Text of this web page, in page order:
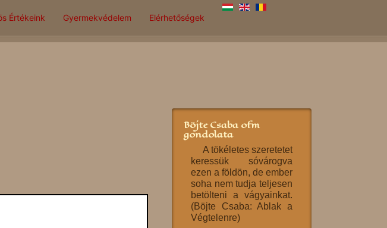
Értékeink Gyermekvédelem Elérhetőségek
Böjte Csaba ofm
gondolata
A tökéletes szeretetet
keressük sóvárogva
ezen a földön, de ember
soha nem tudja teljesen
betölteni a vágyainkat.
(Böjte Csaba: Ablak a
Végtelenre)